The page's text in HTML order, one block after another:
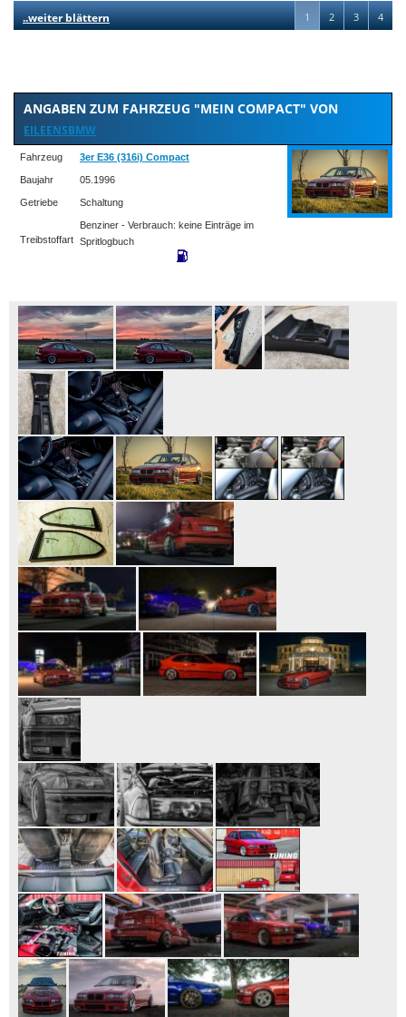
..weiter blättern 1 2 3 4
ANGABEN ZUM FAHRZEUG "MEIN COMPACT" VON
EILEENSBMW
Fahrzeug 3er E36 (316i) Compact
Baujahr 05.1996
Getriebe Schaltung
Treibstoffart
Benziner - Verbrauch: keine Einträge im
Spritlogbuch